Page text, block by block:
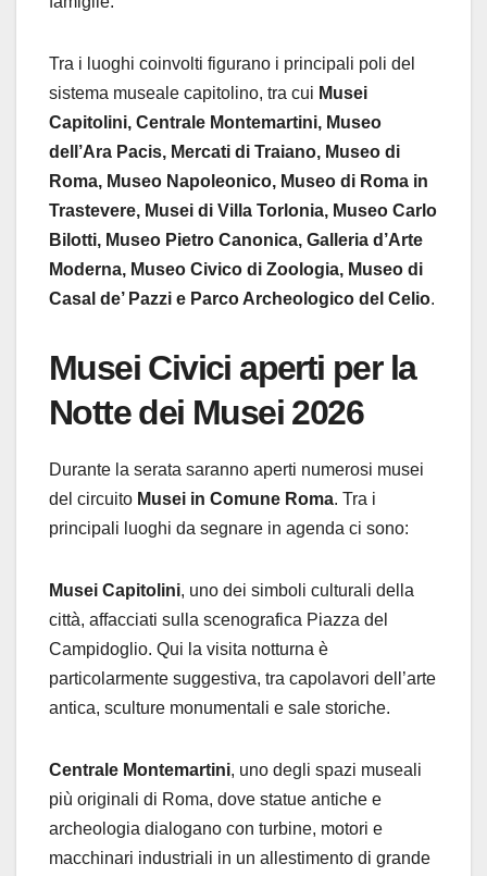
Tra i luoghi coinvolti figurano i principali poli del
sistema museale capitolino, tra cui Musei
Capitolini, Centrale Montemartini, Museo
dell’Ara Pacis, Mercati di Traiano, Museo di
Roma, Museo Napoleonico, Museo di Roma in
Trastevere, Musei di Villa Torlonia, Museo Carlo
Bilotti, Museo Pietro Canonica, Galleria d’Arte
Moderna, Museo Civico di Zoologia, Museo di
Casal de’ Pazzi e Parco Archeologico del Celio.
Musei Civici aperti per la
Notte dei Musei 2026
Durante la serata saranno aperti numerosi musei
del circuito Musei in Comune Roma. Tra i
principali luoghi da segnare in agenda ci sono:
Musei Capitolini, uno dei simboli culturali della
città, affacciati sulla scenografica Piazza del
Campidoglio. Qui la visita notturna è
particolarmente suggestiva, tra capolavori dell’arte
antica, sculture monumentali e sale storiche.
Centrale Montemartini, uno degli spazi museali
più originali di Roma, dove statue antiche e
archeologia dialogano con turbine, motori e
macchinari industriali in un allestimento di grande